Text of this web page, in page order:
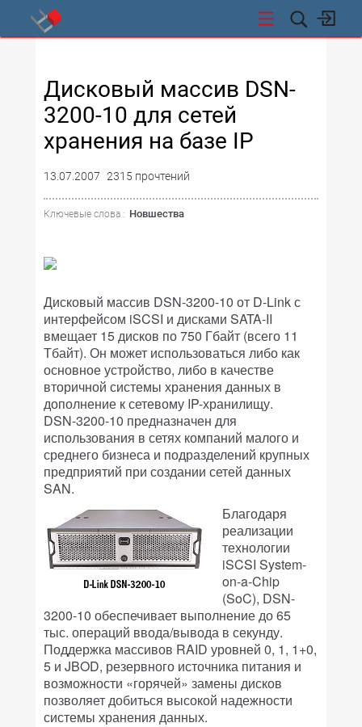
Дисковый массив DSN-
3200-10 для сетей
хранения на базе IP
13.07.2007 2315 прочтений
Ключевые слова : Новшества
Дисковый массив DSN-3200-10 от D-Link с
интерфейсом iSCSI и дисками SATA-II
вмещает 15 дисков по 750 Гбайт (всего 11
Тбайт). Он может использоваться либо как
основное устройство, либо в качестве
вторичной системы хранения данных в
дополнение к сетевому IP-хранилищу.
DSN-3200-10 предназначен для
использования в сетях компаний малого и
среднего бизнеса и подразделений крупных
предприятий при создании сетей данных
SAN.
Благодаря
реализации
технологии
iSCSI System-
on-a-Chip
(SoC), DSN-
3200-10 обеспечивает выполнение до 65
тыс. операций ввода/вывода в секунду.
Поддержка массивов RAID уровней 0, 1, 1+0,
5 и JBOD, резервного источника питания и
возможности «горячей» замены дисков
позволяет добиться высокой надежности
системы хранения данных.